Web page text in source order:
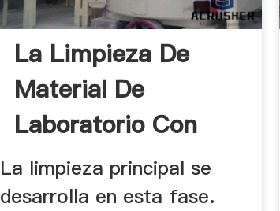
La Limpieza De
Material De
Laboratorio Con
Lavadoras ...
La limpieza principal se
desarrolla en esta fase.